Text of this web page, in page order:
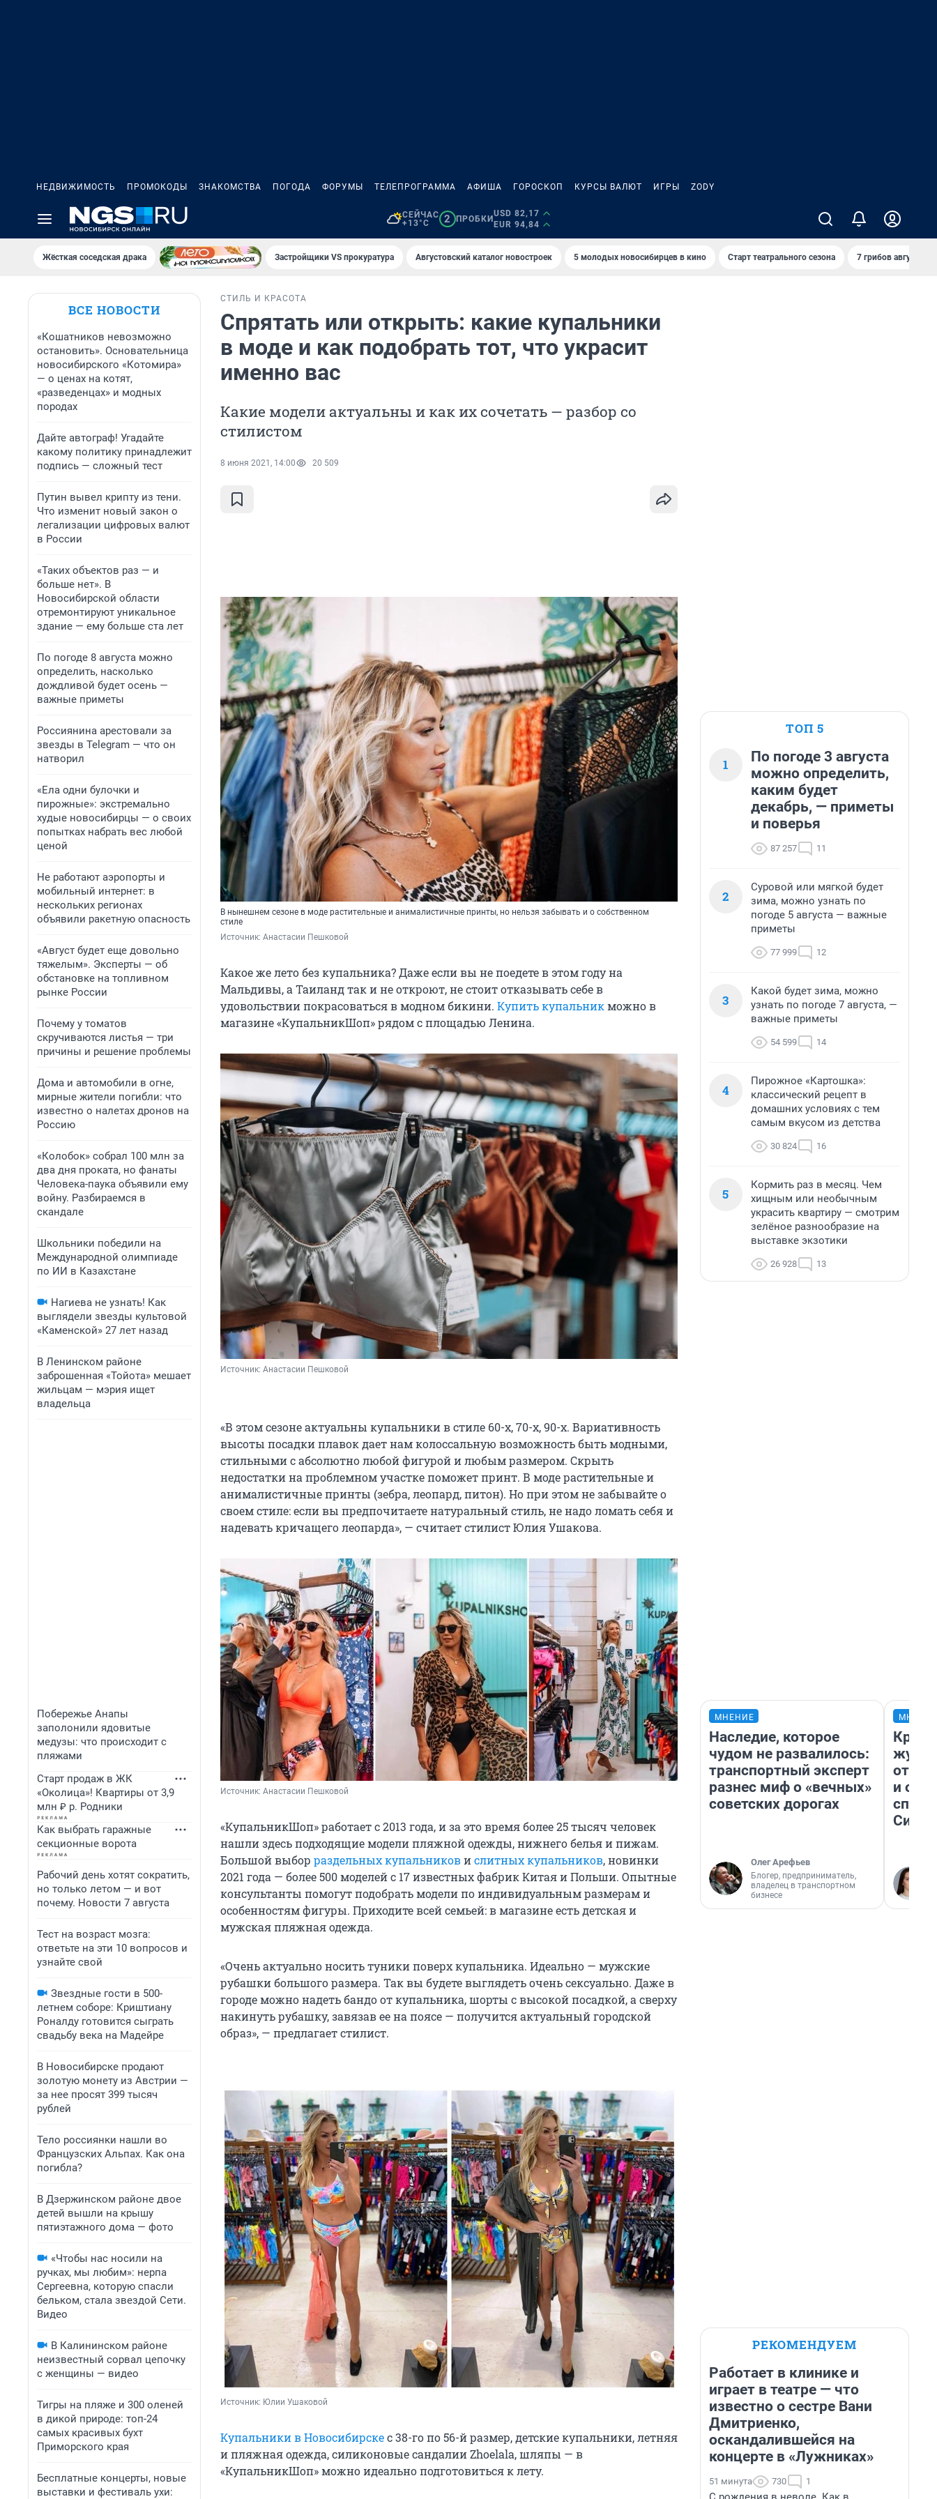
НЕДВИЖИМОСТЬ ПРОМОКОДЫ ЗНАКОМСТВА ПОГОДА ФОРУМЫ ТЕЛЕПРОГРАММА АФИША ГОРОСКОП КУРСЫ ВАЛЮТ ИГРЫ ZODY
СЕЙЧАС
+13°C
2 ПРОБКИ
USD 82,17
EUR 94,84
Жёсткая соседская драка Застройщики VS прокуратура Августовский каталог новостроек 5 молодых новосибирцев в кино Старт театрального сезона 7 грибов августа
ВСЕ НОВОСТИ
«Кошатников невозможно
остановить». Основательница
новосибирского «Котомира»
— о ценах на котят,
«разведенцах» и модных
породах
Дайте автограф! Угадайте
какому политику принадлежит
подпись — сложный тест
Путин вывел крипту из тени.
Что изменит новый закон о
легализации цифровых валют
в России
«Таких объектов раз — и
больше нет». В
Новосибирской области
отремонтируют уникальное
здание — ему больше ста лет
По погоде 8 августа можно
определить, насколько
дождливой будет осень —
важные приметы
Россиянина арестовали за
звезды в Telegram — что он
натворил
«Ела одни булочки и
пирожные»: экстремально
худые новосибирцы — о своих
попытках набрать вес любой
ценой
Не работают аэропорты и
мобильный интернет: в
нескольких регионах
объявили ракетную опасность
«Август будет еще довольно
тяжелым». Эксперты — об
обстановке на топливном
рынке России
Почему у томатов
скручиваются листья — три
причины и решение проблемы
Дома и автомобили в огне,
мирные жители погибли: что
известно о налетах дронов на
Россию
«Колобок» собрал 100 млн за
два дня проката, но фанаты
Человека-паука объявили ему
войну. Разбираемся в
скандале
Школьники победили на
Международной олимпиаде
по ИИ в Казахстане
Нагиева не узнать! Как
выглядели звезды культовой
«Каменской» 27 лет назад
В Ленинском районе
заброшенная «Тойота» мешает
жильцам — мэрия ищет
владельца
Побережье Анапы
заполонили ядовитые
медузы: что происходит с
пляжами
Старт продаж в ЖК
«Околица»! Квартиры от 3,9
млн ₽ р. Родники
Как выбрать гаражные
секционные ворота
Рабочий день хотят сократить,
но только летом — и вот
почему. Новости 7 августа
Тест на возраст мозга:
ответьте на эти 10 вопросов и
узнайте свой
Звездные гости в 500-
летнем соборе: Криштиану
Роналду готовится сыграть
свадьбу века на Мадейре
В Новосибирске продают
золотую монету из Австрии —
за нее просят 399 тысяч
рублей
Тело россиянки нашли во
Французских Альпах. Как она
погибла?
В Дзержинском районе двое
детей вышли на крышу
пятиэтажного дома — фото
«Чтобы нас носили на
ручках, мы любим»: нерпа
Сергеевна, которую спасли
бельком, стала звездой Сети.
Видео
В Калининском районе
неизвестный сорвал цепочку
с женщины — видео
Тигры на пляже и 300 оленей
в дикой природе: топ-24
самых красивых бухт
Приморского края
Бесплатные концерты, новые
выставки и фестиваль ухи:
СТИЛЬ И КРАСОТА
Спрятать или открыть: какие купальники
в моде и как подобрать тот, что украсит
именно вас
Какие модели актуальны и как их сочетать — разбор со
стилистом
8 июня 2021, 14:00 20 509
В нынешнем сезоне в моде растительные и анималистичные принты, но нельзя забывать и о собственном
стиле
Источник: Анастасии Пешковой
Какое же лето без купальника? Даже если вы не поедете в этом году на
Мальдивы, а Таиланд так и не откроют, не стоит отказывать себе в
удовольствии покрасоваться в модном бикини. Купить купальникможно в
магазине «КупальникШоп» рядом с площадью Ленина.
Источник: Анастасии Пешковой
«В этом сезоне актуальны купальники в стиле 60-х, 70-х, 90-х. Вариативность
высоты посадки плавок дает нам колоссальную возможность быть модными,
стильными с абсолютно любой фигурой и любым размером. Скрыть
недостатки на проблемном участке поможет принт. В моде растительные и
анималистичные принты (зебра, леопард, питон). Но при этом не забывайте о
своем стиле: если вы предпочитаете натуральный стиль, не надо ломать себя и
надевать кричащего леопарда», — считает стилист Юлия Ушакова.
Источник: Анастасии Пешковой
«КупальникШоп» работает с 2013 года, и за это время более 25 тысяч человек
нашли здесь подходящие модели пляжной одежды, нижнего белья и пижам.
Большой выбор раздельных купальниковислитных купальников, новинки
2021 года — более 500 моделей с 17 известных фабрик Китая и Польши. Опытные
консультанты помогут подобрать модели по индивидуальным размерам и
особенностям фигуры. Приходите всей семьей: в магазине есть детская и
мужская пляжная одежда.
«Очень актуально носить туники поверх купальника. Идеально — мужские
рубашки большого размера. Так вы будете выглядеть очень сексуально. Даже в
городе можно надеть бандо от купальника, шорты с высокой посадкой, а сверху
накинуть рубашку, завязав ее на поясе — получится актуальный городской
образ», — предлагает стилист.
Источник: Юлии Ушаковой
Купальники в Новосибирскес 38-го по 56-й размер, детские купальники, летняя
и пляжная одежда, силиконовые сандалии Zhoelala, шляпы — в
«КупальникШоп» можно идеально подготовиться к лету.
ТОП 5
1
По погоде 3 августа
можно определить,
каким будет
декабрь, — приметы
и поверья
87 257 11
2
Суровой или мягкой будет
зима, можно узнать по
погоде 5 августа — важные
приметы
77 999 12
3
Какой будет зима, можно
узнать по погоде 7 августа, —
важные приметы
54 599 14
4
Пирожное «Картошка»:
классический рецепт в
домашних условиях с тем
самым вкусом из детства
30 824 16
5
Кормить раз в месяц. Чем
хищным или необычным
украсить квартиру — смотрим
зелёное разнообразие на
выставке экзотики
26 928 13
МНЕНИЕ
Наследие, которое
чудом не развалилось:
транспортный эксперт
разнес миф о «вечных»
советских дорогах
Олег Арефьев
Блогер, предприниматель,
владелец в транспортном
бизнесе
и
РЕКОМЕНДУЕМ
Работает в клинике и
играет в театре — что
известно о сестре Вани
Дмитриенко,
оскандалившейся на
концерте в «Лужниках»
51 минута 730 1